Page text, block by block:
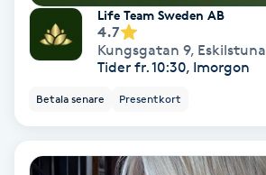
Life Team Sweden AB
4.7
Kungsgatan 9, Eskilstuna
Tider fr. 10:30, Imorgon
Betala senare Presentkort